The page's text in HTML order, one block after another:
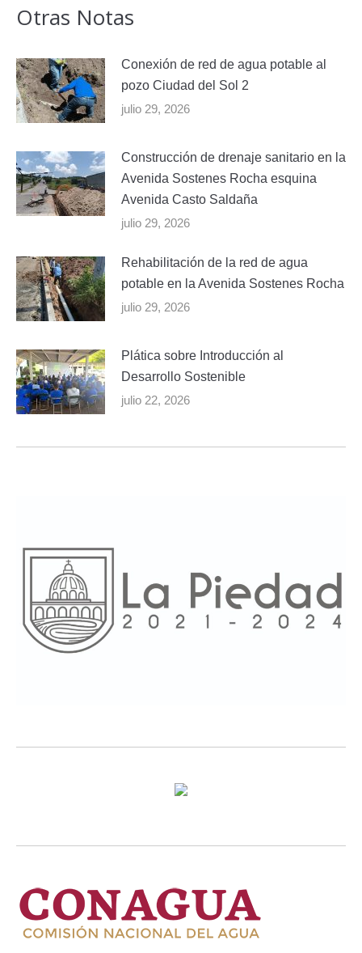
Otras Notas
Conexión de red de agua potable al
pozo Ciudad del Sol 2
julio 29, 2026
Construcción de drenaje sanitario en la
Avenida Sostenes Rocha esquina
Avenida Casto Saldaña
julio 29, 2026
Rehabilitación de la red de agua
potable en la Avenida Sostenes Rocha
julio 29, 2026
Plática sobre Introducción al
Desarrollo Sostenible
julio 22, 2026